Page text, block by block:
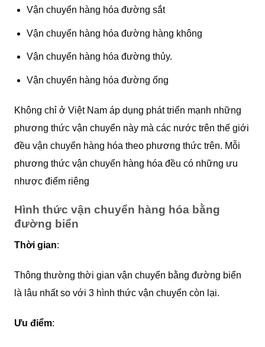
Vận chuyển hàng hóa đường sắt
Vận chuyển hàng hóa đường hàng không
Vận chuyển hàng hóa đường thủy.
Vận chuyển hàng hóa đường ống
Không chỉ ở Việt Nam áp dụng phát triển mạnh những
phương thức vận chuyển này mà các nước trên thế giới
đều vận chuyển hàng hóa theo phương thức trên. Mỗi
phương thức vận chuyển hàng hóa đều có những ưu
nhược điểm riêng
Hình thức vận chuyển hàng hóa bằng
đường biển
Thời gian:
Thông thường thời gian vận chuyển bằng đường biển
là lâu nhất so với 3 hình thức vận chuyển còn lại.
Ưu điểm: